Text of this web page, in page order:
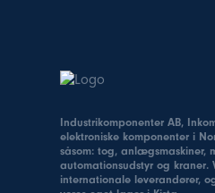
Industrikomponenter AB,
elektroniske komponenter i
såsom: tog, anlægsmaskiner,
automationsudstyr og
internationale leverandører,